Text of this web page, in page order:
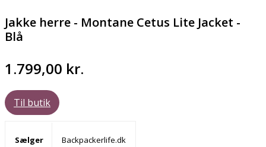
Jakke herre - Montane Cetus Lite Jacket -
Blå
1.799,00 kr.
Til butik
Sælger Backpackerlife.dk